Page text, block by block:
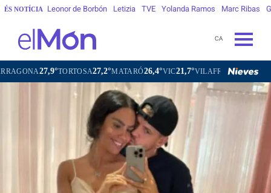
ÉS NOTÍCIA Leonor de Borbón Letizia TVE Yolanda Ramos Marc Ribas
CA
27,9°TORTOSA27,2°MATARÓ26,4°VIC21,7°VILAFRANCA DEL PENEDÈS